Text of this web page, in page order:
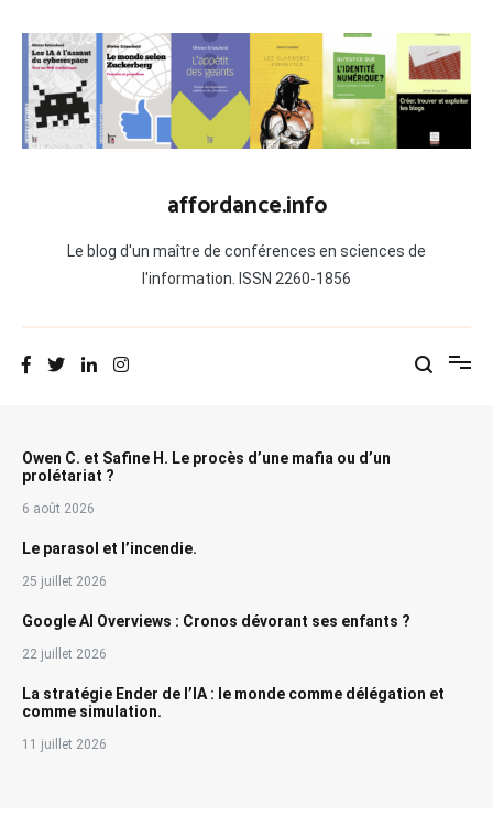
contenu
affordance.info
Le blog d'un maître de conférences en sciences de
l'information. ISSN 2260-1856
Owen C. et Safine H. Le procès d’une mafia ou d’un
prolétariat ?
6 août 2026
Le parasol et l’incendie.
25 juillet 2026
Google AI Overviews : Cronos dévorant ses enfants ?
22 juillet 2026
La stratégie Ender de l’IA : le monde comme délégation et
comme simulation.
11 juillet 2026